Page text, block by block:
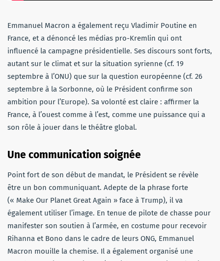
Emmanuel Macron a également reçu Vladimir Poutine en
France, et a dénoncé les médias pro-Kremlin qui ont
influencé la campagne présidentielle. Ses discours sont forts,
autant sur le climat et sur la situation syrienne (cf. 19
septembre à l’ONU) que sur la question européenne (cf. 26
septembre à la Sorbonne, où le Président confirme son
ambition pour l’Europe). Sa volonté est claire : affirmer la
France, à l’ouest comme à l’est, comme une puissance qui a
son rôle à jouer dans le théâtre global.
Une communication soignée
Point fort de son début de mandat, le Président se révèle
être un bon communiquant. Adepte de la phrase forte
(« Make Our Planet Great Again » face à Trump), il va
également utiliser l’image. En tenue de pilote de chasse pour
manifester son soutien à l’armée, en costume pour recevoir
Rihanna et Bono dans le cadre de leurs ONG, Emmanuel
Macron mouille la chemise. Il a également organisé une